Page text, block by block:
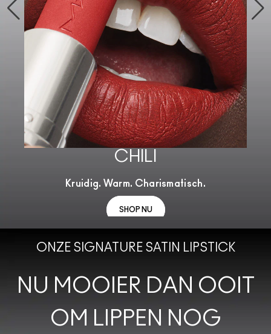
CHILI
Kruidig. Warm. Charismatisch.
SHOP NU
ONZE SIGNATURE SATIN LIPSTICK
NU MOOIER DAN OOIT
OM LIPPEN NOG